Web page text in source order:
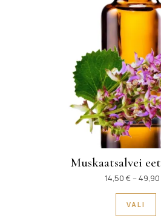
Muskaatsalvei
14,50 €–49,90
VALI